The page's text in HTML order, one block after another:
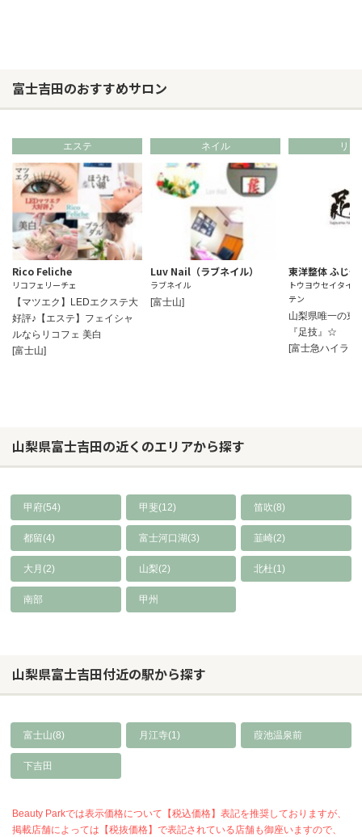
富士吉田のおすすめサロン
エステ
Rico Feliche
リコフェリーチェ
【マツエク】LEDエクステ大
好評♪【エステ】フェイシャ
ルならリコフェ 美白
[富士山]
ネイル
Luv Nail（ラブネイル）
ラブネイル
[富士山]
リラ
東洋整体 ふじ
トウヨウセイタイ
テン
山梨県唯一の東
『足技』☆
[富士急ハイラン
山梨県富士吉田の近くのエリアから探す
甲府(54) 甲斐(12) 笛吹(8)
都留(4) 富士河口湖(3) 韮崎(2)
大月(2) 山梨(2) 北杜(1)
南部 甲州
山梨県富士吉田付近の駅から探す
富士山(8) 月江寺(1) 葭池温泉前
下吉田
Beauty Parkでは表示価格について【税込価格】表記を推奨しておりますが、
掲載店舗によっては【税抜価格】で表記されている店舗も御座いますので、